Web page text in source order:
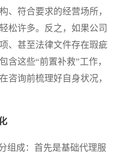
、符合要求的经营场所，
松许多。反之，如果公司
、甚至法律文件存在瑕疵
含这些“前置补救”工作，
咨询前梳理好自身状况，
成：首先是基础代理服